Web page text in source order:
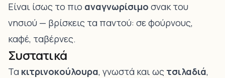
Είναι ίσως το πιο αναγνωρίσιμο σνακ του
νησιού — βρίσκεις τα παντού: σε φούρνους,
καφέ, ταβέρνες.
Συστατικά
Τα κιτρινοκούλουρα, γνωστά και ως τσιλαδιά,